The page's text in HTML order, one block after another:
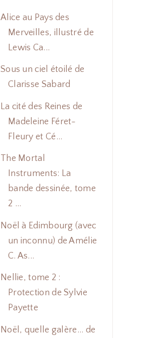
Alice au Pays des
Merveilles, illustré de
Lewis Ca...
Sous un ciel étoilé de
Clarisse Sabard
La cité des Reines de
Madeleine Féret-
Fleury et Cé...
The Mortal
Instruments: La
bande dessinée, tome
2 ...
Noël à Edimbourg (avec
un inconnu) de Amélie
C. As...
Nellie, tome 2 :
Protection de Sylvie
Payette
Noël, quelle galère... de